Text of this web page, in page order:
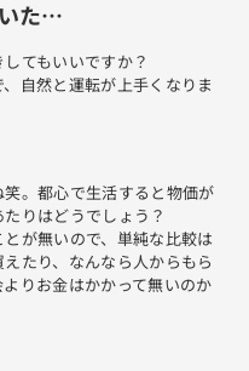
た…
てもいいですか？
自然と運転が上手くなりま
。都心で生活すると物価が
りはどうでしょう？
が無いので、単純な比較は
たり、なんなら人からもら
りお金はかかって無いのか